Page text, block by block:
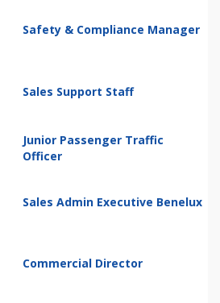
Safety & Compliance Manager
Sales Support Staff
Junior Passenger Traffic
Officer
Sales Admin Executive Benelux
Commercial Director